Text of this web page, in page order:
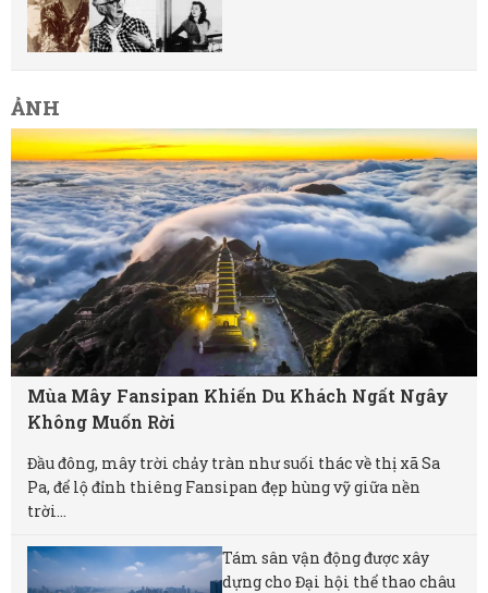
ẢNH
Mùa Mây Fansipan Khiến Du Khách Ngất Ngây
Không Muốn Rời
Đầu đông, mây trời chảy tràn như suối thác về thị xã Sa
Pa, để lộ đỉnh thiêng Fansipan đẹp hùng vỹ giữa nền
trời...
Tám sân vận động được xây
dựng cho Đại hội thể thao châu